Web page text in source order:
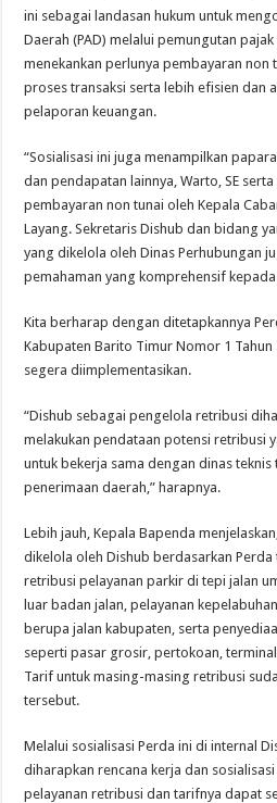
ini sebagai landasan hukum untuk
Daerah (PAD) melalui pemungutan
menekankan perlunya pembayaran non
proses transaksi serta lebih efisien dan
pelaporan keuangan.
“Sosialisasi ini juga menampilkan
dan pendapatan lainnya, Warto, SE
pembayaran non tunai oleh Kepala
Layang. Sekretaris Dishub dan bidang
yang dikelola oleh Dinas Perhubungan
pemahaman yang komprehensif
Kita berharap dengan ditetapkannya
Kabupaten Barito Timur Nomor 1
segera diimplementasikan.
“Dishub sebagai pengelola retribusi
melakukan pendataan potensi retribusi
untuk bekerja sama dengan dinas
penerimaan daerah,” harapnya.
Lebih jauh, Kepala Bapenda
dikelola oleh Dishub berdasarkan
retribusi pelayanan parkir di tepi jalan
luar badan jalan, pelayanan
berupa jalan kabupaten, serta
seperti pasar grosir, pertokoan,
Tarif untuk masing-masing retribusi
tersebut.
Melalui sosialisasi Perda ini di internal
diharapkan rencana kerja dan
pelayanan retribusi dan tarifnya dapat